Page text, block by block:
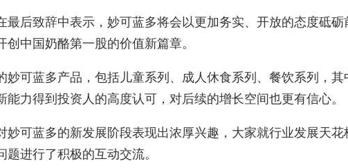
最后致辞中表示，妙可蓝多将会以更加务实、开放的态度砥
中国奶酪第一股的价值新篇章。
妙可蓝多产品，包括儿童系列、成人休食系列、餐饮系列，
能力得到投资人的高度认可，对后续的增长空间也更有信心。
妙可蓝多的新发展阶段表现出浓厚兴趣，大家就行业发展天
进行了积极的互动交流。